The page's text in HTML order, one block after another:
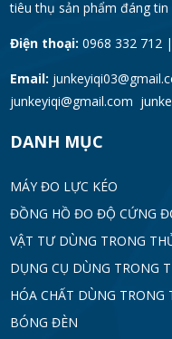
tiêu thụ sản phẩm đáng tin
Điện thoại: 0968 332 712
Email:
junkeyiqi@gmail.com
DANH MỤC
MÁY ĐO LỰC KÉO
ĐỒNG HỒ ĐO ĐỘ CỨNG
VẬT TƯ DÙNG TRONG
DỤNG CỤ DÙNG TRONG
HÓA CHẤT DÙNG TRONG
BÓNG ĐÈN